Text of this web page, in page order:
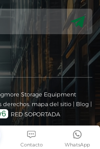
Storage Equipment
derechos. mapa del sitio | Blog |
RED SOPORTADA
WhatsApp
Contacto